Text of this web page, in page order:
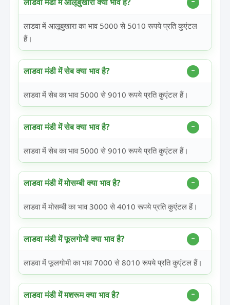
लाडवा में आलूबुखारा का भाव 5000 से 5010 रूपये प्रति कुएंटल
हैं।
लाडवा मंडी में सेब क्या भाव है?
लाडवा में सेब का भाव 5000 से 9010 रूपये प्रति कुएंटल हैं।
लाडवा मंडी में सेब क्या भाव है?
लाडवा में सेब का भाव 5000 से 9010 रूपये प्रति कुएंटल हैं।
लाडवा मंडी में मोसम्बी क्या भाव है?
लाडवा में मोसम्बी का भाव 3000 से 4010 रूपये प्रति कुएंटल हैं।
लाडवा मंडी में फूलगोभी क्या भाव है?
लाडवा में फूलगोभी का भाव 7000 से 8010 रूपये प्रति कुएंटल हैं।
लाडवा मंडी में मशरूम क्या भाव है?